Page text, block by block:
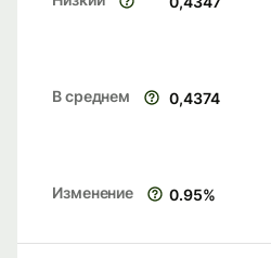
В среднем 0,4374
Изменение 0.95%